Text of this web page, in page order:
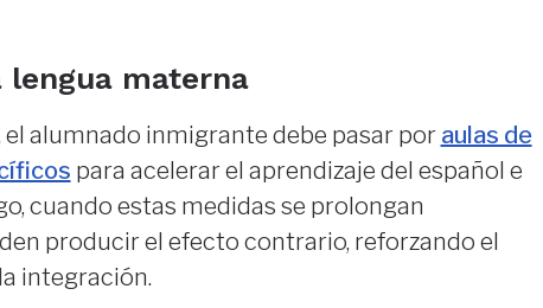
lengua materna
alumnado inmigrante debe pasar por aulas de
para acelerar el aprendizaje del español e
cuando estas medidas se prolongan
producir el efecto contrario, reforzando el
integración.